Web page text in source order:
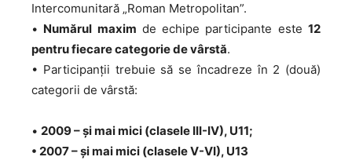
Intercomunitară „Roman Metropolitan”.
• Numărul maxim de echipe participante este12
pentru fiecare categorie de vârstă.
• Participanții trebuie să se încadreze în 2 (două)
categorii de vârstă:
• 2009 – și mai mici (clasele III-IV), U11;
• 2007 – și mai mici (clasele V-VI), U13